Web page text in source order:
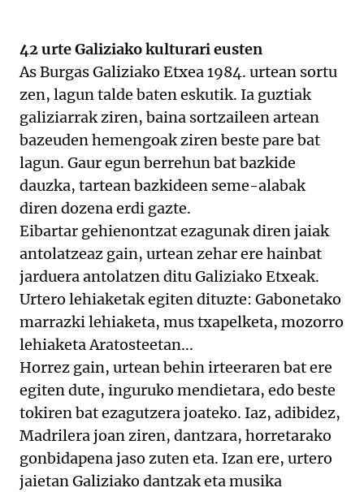
42 urte Galiziako kulturari eusten
As Burgas Galiziako Etxea 1984. urtean sortu
zen, lagun talde baten eskutik. Ia guztiak
galiziarrak ziren, baina sortzaileen artean
bazeuden hemengoak ziren beste pare bat
lagun. Gaur egun berrehun bat bazkide
dauzka, tartean bazkideen seme-alabak
diren dozena erdi gazte.
Eibartar gehienontzat ezagunak diren jaiak
antolatzeaz gain, urtean zehar ere hainbat
jarduera antolatzen ditu Galiziako Etxeak.
Urtero lehiaketak egiten dituzte: Gabonetako
marrazki lehiaketa, mus txapelketa, mozorro
lehiaketa Aratosteetan...
Horrez gain, urtean behin irteeraren bat ere
egiten dute, inguruko mendietara, edo beste
tokiren bat ezagutzera joateko. Iaz, adibidez,
Madrilera joan ziren, dantzara, horretarako
gonbidapena jaso zuten eta. Izan ere, urtero
jaietan Galiziako dantzak eta musika